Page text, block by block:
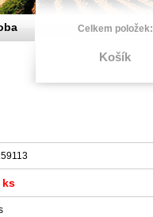
ks
Celkem položek:
Košík